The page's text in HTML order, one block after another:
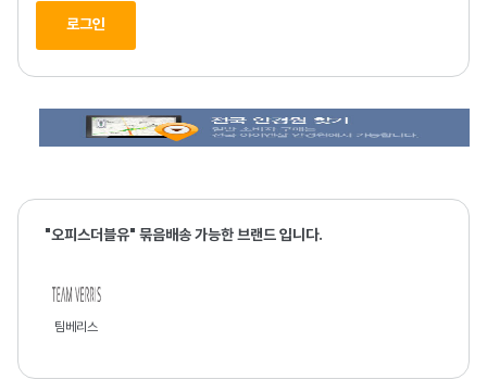
로그인
"오피스더블유" 묶음배송 가능한 브랜드 입니다.
팀베리스